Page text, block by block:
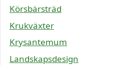
Körsbärsträd
Krukväxter
Krysantemum
Landskapsdesign